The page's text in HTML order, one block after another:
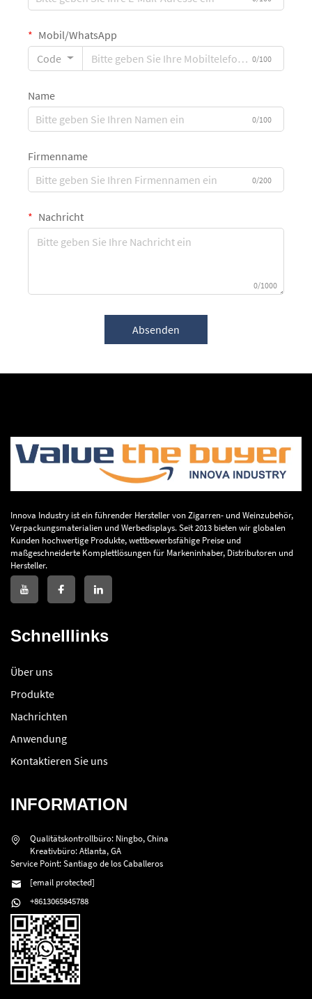
Mobil/WhatsApp
Code
0/100
Name
0/100
Firmenname
0/200
Nachricht
0/1000
Absenden
Innova Industry ist ein führender Hersteller von Zigarren- und Weinzubehör,
Verpackungsmaterialien und Werbedisplays. Seit 2013 bieten wir globalen
Kunden hochwertige Produkte, wettbewerbsfähige Preise und
maßgeschneiderte Komplettlösungen für Markeninhaber, Distributoren und
Hersteller.
Schnelllinks
Über uns
Produkte
Nachrichten
Anwendung
Kontaktieren Sie uns
INFORMATION
Qualitätskontrollbüro: Ningbo, China
Kreativbüro: Atlanta, GA
Service Point: Santiago de los Caballeros
[email protected]
+8613065845788